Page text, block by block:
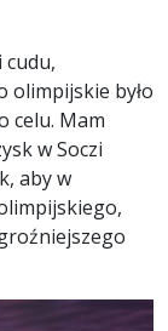
olimpijskie było
celu. Mam
w Soczi
aby w